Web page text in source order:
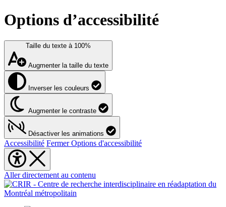
Options d’accessibilité
Taille du texte à 100%
Augmenter la taille du texte
Inverser les couleurs
Augmenter le contraste
Désactiver les animations
Accessibilité Fermer Options d'accessibilité
Aller directement au contenu